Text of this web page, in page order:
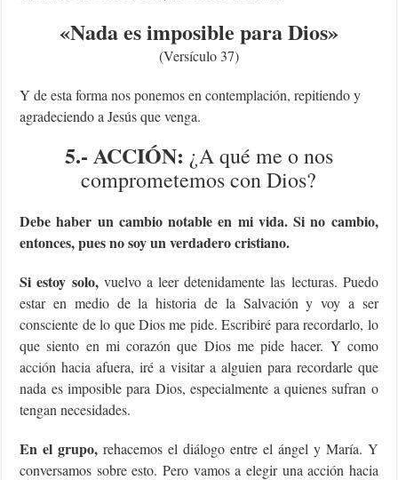
«Nada es imposible para Dios»
(Versículo 37)
Y de esta forma nos ponemos en contemplación, repitiendo y
agradeciendo a Jesús que venga.
5.- ACCIÓN: ¿A qué me o nos
comprometemos con Dios?
Debe haber un cambio notable en mi vida. Si no cambio,
entonces, pues no soy un verdadero cristiano.
Si estoy solo, vuelvo a leer detenidamente las lecturas. Puedo
estar en medio de la historia de la Salvación y voy a ser
consciente de lo que Dios me pide. Escribiré para recordarlo, lo
que siento en mi corazón que Dios me pide hacer. Y como
acción hacia afuera, iré a visitar a alguien para recordarle que
nada es imposible para Dios, especialmente a quienes sufran o
tengan necesidades.
En el grupo,rehacemos el diálogo entre el ángel y María. Y
conversamos sobre esto. Pero vamos a elegir una acción hacia